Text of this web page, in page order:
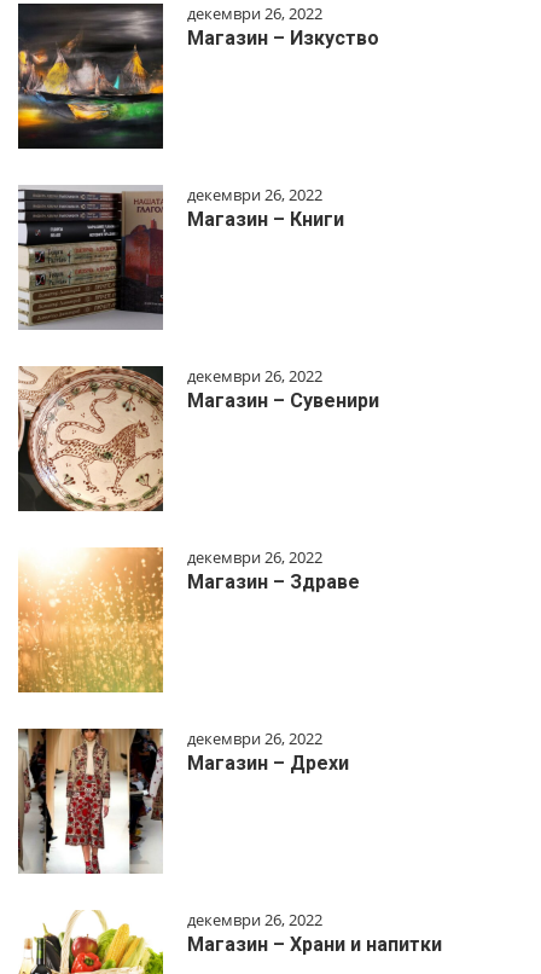
декември 26, 2022
Магазин – Изкуство
декември 26, 2022
Магазин – Книги
декември 26, 2022
Магазин – Сувенири
декември 26, 2022
Магазин – Здраве
декември 26, 2022
Магазин – Дрехи
декември 26, 2022
Магазин – Храни и напитки